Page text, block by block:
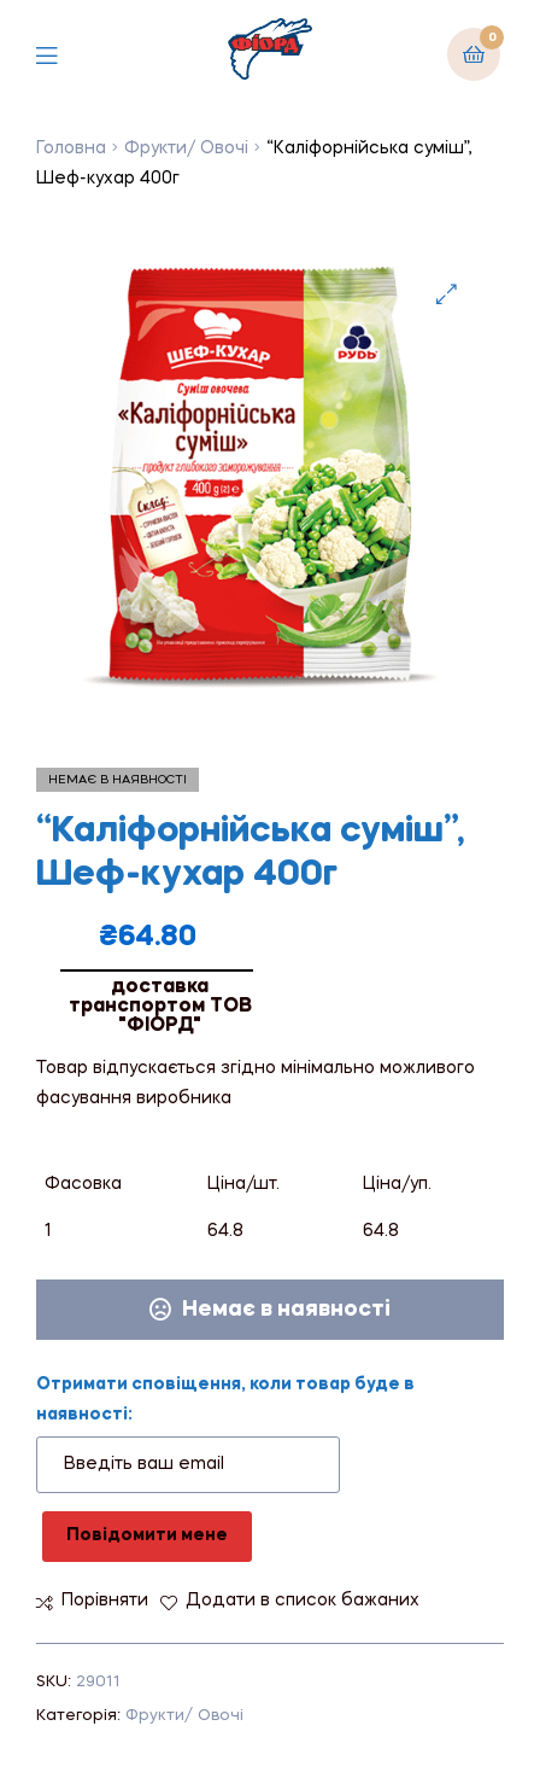
0
Головна Фрукти/ Овочі
“Каліфорнійська суміш”,
Шеф-кухар 400г
НЕМАЄ В НАЯВНОСТІ
“Каліфорнійська суміш”,
Шеф-кухар 400г
₴64.80
доставка
транспортом ТОВ
"ФІОРД"
Товар відпускається згідно мінімально можливого
фасування виробника
Фасовка Ціна/шт. Ціна/уп.
1 64.8 64.8
Немає в наявності
Отримати сповіщення, коли товар буде в
наявності:
Повідомити мене
Порівняти Додати в список бажаних
SKU: 29011
Категорія: Фрукти/ Овочі